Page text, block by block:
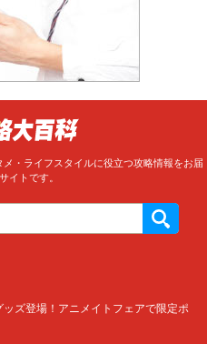
・ライフスタイルに役立つ攻略情報をお届
イトです。
ッズ登場！アニメイトフェアで限定ポ